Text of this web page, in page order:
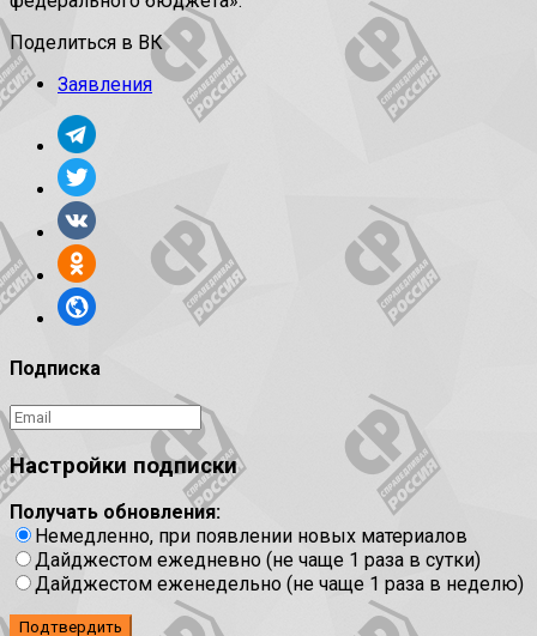
Поделиться в ВК
Заявления
Подписка
Настройки подписки
Получать обновления:
Немедленно, при появлении новых материалов
Дайджестом ежедневно (не чаще 1 раза в сутки)
Дайджестом еженедельно (не чаще 1 раза в неделю)
Подтвердить